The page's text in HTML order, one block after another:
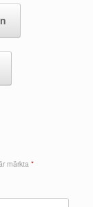
märkta*